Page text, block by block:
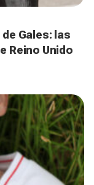
Gales: las
Reino Unido